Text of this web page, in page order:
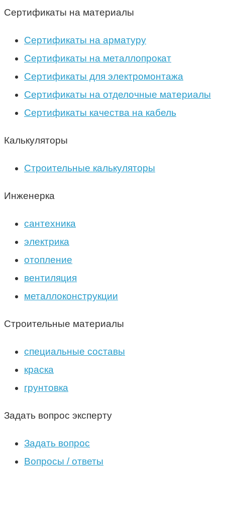
Сертификаты на материалы
Сертификаты на арматуру
Сертификаты на металлопрокат
Сертификаты для электромонтажа
Сертификаты на отделочные материалы
Сертификаты качества на кабель
Калькуляторы
Строительные калькуляторы
Инженерка
сантехника
электрика
отопление
вентиляция
металлоконструкции
Строительные материалы
специальные составы
краска
грунтовка
Задать вопрос эксперту
Задать вопрос
Вопросы / ответы